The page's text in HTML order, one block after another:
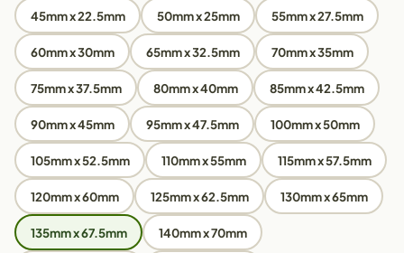
45mm x 22.5mm 50mm x 25mm 55mm x 27.5mm
60mm x 30mm 65mm x 32.5mm 70mm x 35mm
75mm x 37.5mm 80mm x 40mm 85mm x 42.5mm
90mm x 45mm 95mm x 47.5mm 100mm x 50mm
105mm x 52.5mm 110mm x 55mm 115mm x 57.5mm
120mm x 60mm 125mm x 62.5mm 130mm x 65mm
135mm x 67.5mm 140mm x 70mm